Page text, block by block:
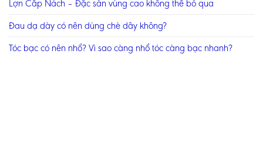
Lợn Cắp Nách – Đặc sản vùng cao không thể bỏ qua
Đau dạ dày có nên dùng chè dây không?
Tóc bạc có nên nhổ? Vì sao càng nhổ tóc càng bạc nhanh?